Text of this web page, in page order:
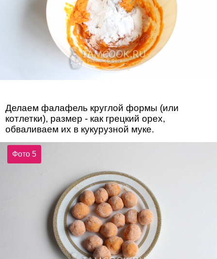
Делаем фалафель круглой формы (или
котлетки), размер - как грецкий орех,
обваливаем их в кукурузной муке.
Фото 5